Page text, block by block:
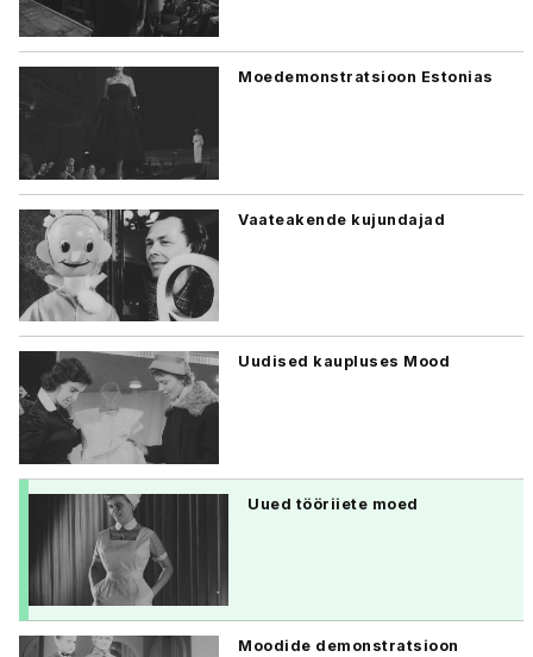
Moedemonstratsioon Estonias
Vaateakende kujundajad
Uudised kaupluses Mood
Uued tööriiete moed
Moodide demonstratsioon